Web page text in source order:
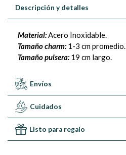
Descripción y detalles
Material:Acero Inoxidable.
Tamaño charm: 1-3 cm promedio.
Tamaño pulsera:19 cm largo.
Envíos
Cuidados
Listo para regalo